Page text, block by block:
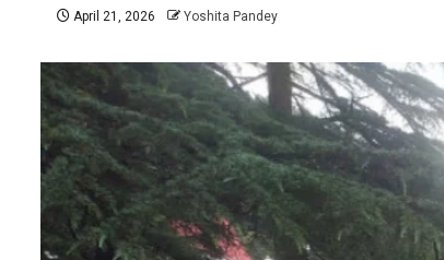
April 21, 2026 Yoshita Pandey